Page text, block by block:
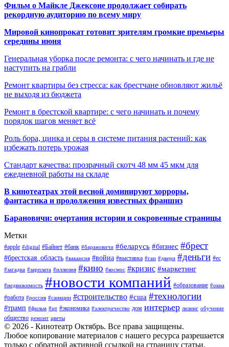
Фильм о Майкле Джексоне продолжает собирать
рекордную аудиторию по всему миру
Мировой кинопрокат готовит зрителям громкие премьеры
середины июня
Генеральная уборка после ремонта: с чего начинать и где не
наступить на грабли
Ремонт квартиры без стресса: как брестчане обновляют жильё
не выходя из бюджета
Ремонт в брестской квартире: с чего начинать и почему
порядок шагов меняет всё
Роль бора, цинка и серы в системе питания растений: как
избежать потерь урожая
Стандарт качества: прозрачный скотч 48 мм 45 мкм для
ежедневной работы на складе
В кинотеатрах этой весной доминируют хорроры,
фантастика и продолжения известных франшиз
Барановичи: очертания истории и сокровенные страницы
Метки
#apple #digital #Байнет #банк #барановичи #беларусь #бизнес #брест
#брестская_область #вакансия #война #выставка #гаи #двери #деньги #ес
#загадка #зарплата #иллюзия #кино #космос #кризис #маркетинг
#недвижимость #новости компаний #образование #окна
#работа #россия #санкции #строительство #сша #технологии
#трамп #фильм #цт #экономика #электричество дом интерьер лизинг обучение
общество ремонт цветы
© 2026 - Кинотеатр Октябрь. Все права защищены.
Любое копирование материалов с нашего ресурса разрешается
только с обратной активной ссылкой на страницу статьи.